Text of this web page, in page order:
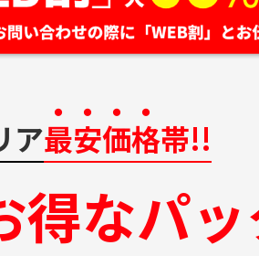
ア最安価格帯!!
得なパ